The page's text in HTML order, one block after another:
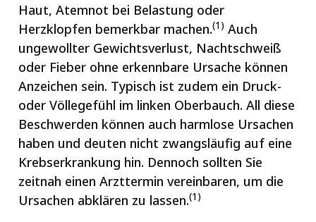
Haut, Atemnot bei Belastung oder
Herzklopfen bemerkbar machen.(1) Auch
ungewollter Gewichtsverlust, Nachtschweiß
oder Fieber ohne erkennbare Ursache können
Anzeichen sein. Typisch ist zudem ein Druck-
oder Völlegefühl im linken Oberbauch. All diese
Beschwerden können auch harmlose Ursachen
haben und deuten nicht zwangsläufig auf eine
Krebserkrankung hin. Dennoch sollten Sie
zeitnah einen Arzttermin vereinbaren, um die
Ursachen abklären zu lassen.(1)